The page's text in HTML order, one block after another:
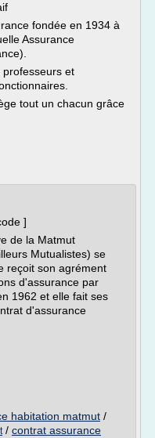
fondée en 1934 à
Assurance
professeurs et
tout un chacun grâce
]
de la Matmut
Mutualistes) se
reçoit son agrément
d'assurance par
1962 et elle fait ses
d'assurance
habitation matmut /
/ contrat assurance